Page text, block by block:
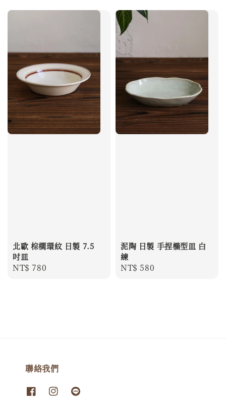
北歐 棕櫚環紋 日製 7.5
吋皿
Regular
NT$ 780
泥陶 日製 手捏橢型皿 白
練
Regular
NT$ 580
聯絡我們